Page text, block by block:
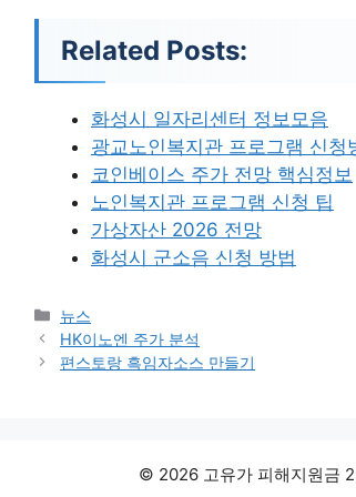
Related Posts:
화성시 일자리센터 정보모음
광교노인복지관 프로그램 신청
코인베이스 주가 전망 핵심정보
노인복지관 프로그램 신청 팁
가상자산 2026 전망
화성시 군소음 신청 방법
카
테
고
뉴스
HK이노엔 주가 분석
편스토랑 흑임자소스 만들기
© 2026 고유가 피해지원금